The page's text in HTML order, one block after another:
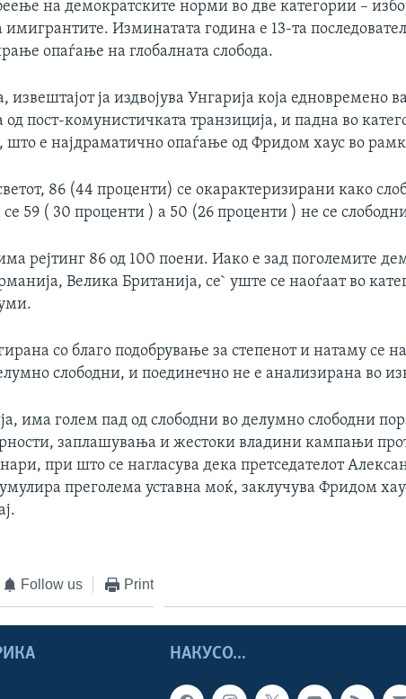
на демократските норми во две категории –
имигрантите. Изминатата година е 13-та
опаѓање на глобалната слобода.
извештајот ја издвојува Унгарија која едновремено
пост-комунистичката транзиција, и падна во
што е најдраматично опаѓање од Фридом хаус во
86 (44 проценти) се окарактеризирани како
59 ( 30 проценти ) а 50 (26 проценти ) не се
рејтинг 86 од 100 поени. Иако е зад поголемите
Велика Британија, се` уште се наоѓаат во
со благо подобрување за степенот и натаму се
слободни, и поединечно не е анализирана во
има голем пад од слободни во делумно слободни
заплашувања и жестоки владини кампањи
при што се нагласува дека претседателот
преголема уставна моќ, заклучува Фридом
Follow us Print
НАКУСО...